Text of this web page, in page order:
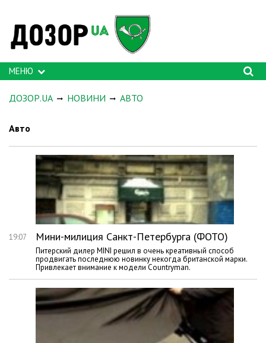
МЕНЮ
ДОЗОР.UA НОВИНИ АВТО
Авто
19:07 Мини-милиция Санкт-Петербурга (ФОТО)
Питерский дилер MINI решил в очень креативный способ
продвигать последнюю новинку некогда британской марки.
Привлекает внимание к модели Countryman.